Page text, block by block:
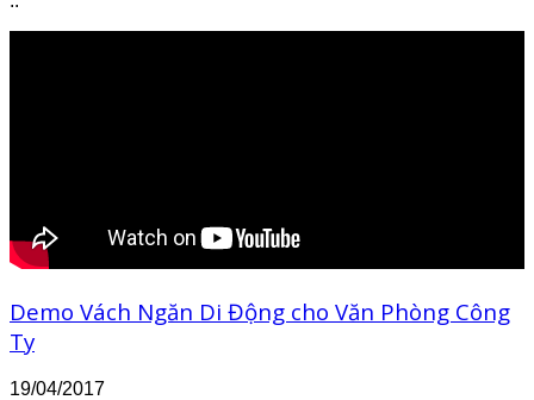
Demo Vách Ngăn Di Động cho Văn Phòng Công
Ty
19/04/2017